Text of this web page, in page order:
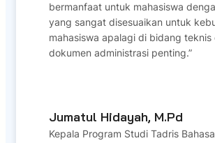
bermanfaat untuk mahasiswa
yang sangat disesuaikan untuk
mahasiswa apalagi di bidang teknis
dokumen administrasi penting.”
Jumatul Hidayah, M.Pd
Kepala Program Studi Tadris